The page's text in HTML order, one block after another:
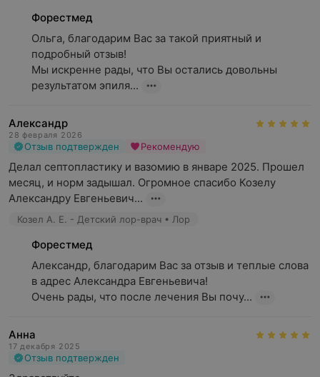
Форестмед
Ольга, благодарим Вас за такой приятный и
подробный отзыв!
Мы искренне рады, что Вы остались довольны
результатом эпиля...
Александр
28 февраля 2026
Отзыв подтвержден Рекомендую
Делал септопластику и вазомию в январе 2025. Прошел
месяц, и норм задышал. Огромное спасибо Козелу
Александру Евгеньевич...
Козел А. Е. - Детский лор-врач • Лор
Форестмед
Александр, благодарим Вас за отзыв и теплые слова
в адрес Александра Евгеньевича!
Очень рады, что после лечения Вы почу...
Анна
17 декабря 2025
Отзыв подтвержден